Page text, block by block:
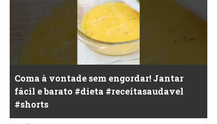
Coma à vontade sem engordar! Jantar
fácil e barato #dieta #receitasaudavel
#shorts